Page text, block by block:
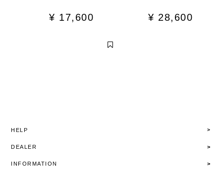
¥ 17,600 ¥ 28,600
HELP
DEALER
INFORMATION